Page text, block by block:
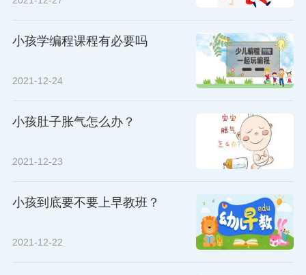
小孩学编程课程有必要吗
2021-12-24
小孩肚子胀气怎么办？
2021-12-23
小孩到底要不要上早教班？
2021-12-22